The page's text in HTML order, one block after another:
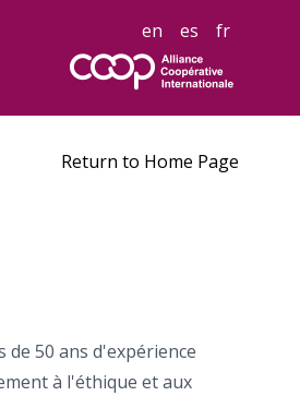
en es fr
Return to Home Page
50 ans d'expérience
à l'éthique et aux